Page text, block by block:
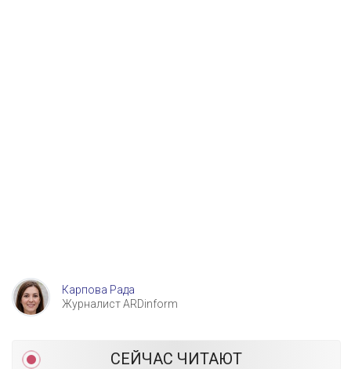
Карпова Рада
Журналист ARDinform
СЕЙЧАС ЧИТАЮТ